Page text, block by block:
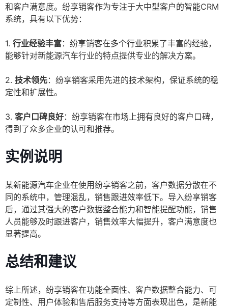
和客户满意度。纷享销客作为专注于大中型客户的智能CRM
系统，具有以下优势：
1. 行业经验丰富：纷享销客在多个行业积累了丰富的经验，
能够针对新能源汽车行业的特点提供专业的解决方案。
2. 技术领先：纷享销客采用先进的技术架构，保证系统的稳
定性和扩展性。
3. 客户口碑良好：纷享销客在市场上拥有良好的客户口碑，
得到了众多企业的认可和推荐。
实例说明
某新能源汽车企业在使用纷享销客之前，客户数据分散在不
同的系统中，管理混乱，销售跟进效率低下。导入纷享销客
后，通过其强大的客户数据整合能力和智能提醒功能，销售
人员能够及时跟进客户，销售效率大幅提升，客户满意度也
显著提高。
总结和建议
综上所述，纷享销客在功能全面性、客户数据整合能力、可
定制性、用户体验和售后服务支持等方面表现出色，是新能